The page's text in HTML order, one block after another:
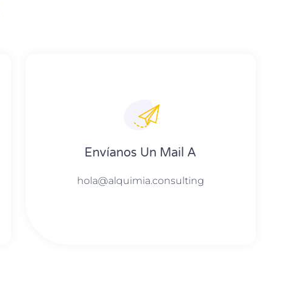
Envíanos Un Mail A
hola@alquimia.consulting